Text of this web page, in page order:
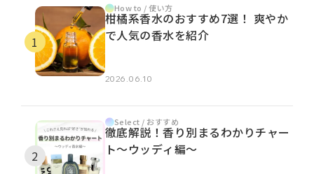
How to / 使い方
柑橘系香水のおすすめ7選！ 爽やか
で人気の香水を紹介
2026.06.10
Select / おすすめ
徹底解説！香り別まるわかりチャー
ト～ウッディ編～